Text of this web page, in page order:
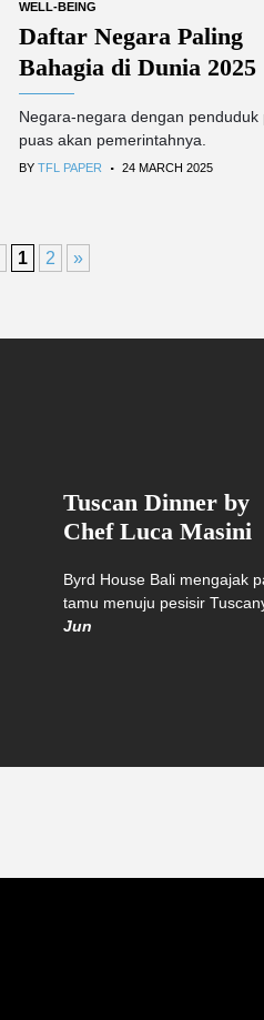
WELL-BEING
Daftar Negara Paling
Bahagia di Dunia 2025
Negara-negara dengan penduduk
puas akan pemerintahnya.
BY TFL PAPER . 24 MARCH 2025
1 2 »
Tuscan Dinner by
Chef Luca Masini
Byrd House Bali mengajak
tamu menuju pesisir
Jun